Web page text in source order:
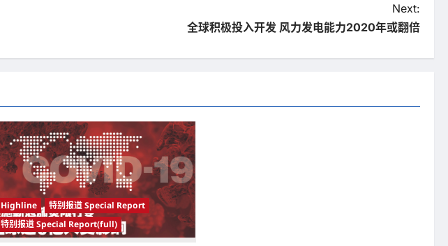
Next:
全球积极投入开发 风力发电能力2020年或翻倍
Highline
特别报道 Special Report
特别报道 Special Report(full)